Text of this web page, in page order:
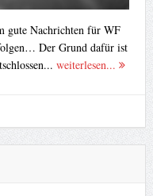
gute Nachrichten für WF
Der Grund dafür ist
weiterlesen...